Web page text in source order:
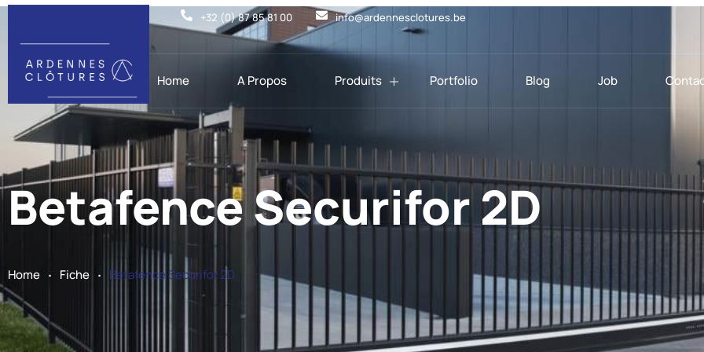
+32 (0) 87 85 81 00 info@ardennesclotures.be
Home A Propos Produits Portfolio Blog Job
Betafence Securifor 2D
Home . Fiche . Betafence Securifor 2D